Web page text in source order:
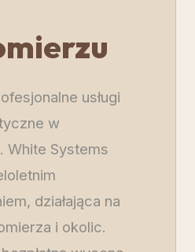
usługi
w
White Systems
działająca na
i okolic.